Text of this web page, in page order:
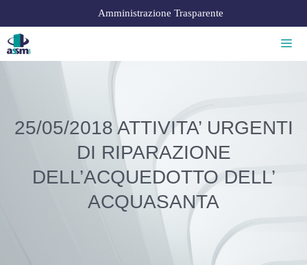
Amministrazione Trasparente
25/05/2018 ATTIVITA’ URGENTI
DI RIPARAZIONE
DELL’ACQUEDOTTO DELL’
ACQUASANTA